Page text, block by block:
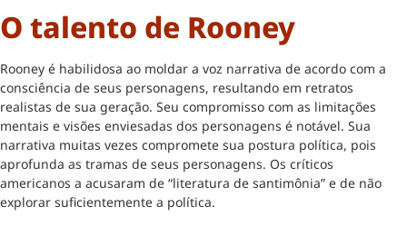
O talento de Rooney
Rooney é habilidosa ao moldar a voz narrativa de acordo com a
consciência de seus personagens, resultando em retratos
realistas de sua geração. Seu compromisso com as limitações
mentais e visões enviesadas dos personagens é notável. Sua
narrativa muitas vezes compromete sua postura política, pois
aprofunda as tramas de seus personagens. Os críticos
americanos a acusaram de “literatura de santimônia” e de não
explorar suficientemente a política.